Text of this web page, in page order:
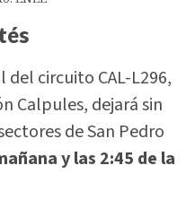
circuito CAL-L296,
Calpules, dejará sin
de San Pedro
y las 2:45 de la